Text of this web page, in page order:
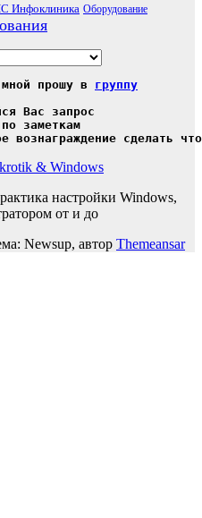
Инфоклиника Оборудование
прошу в группу
вознаграждение сделать
& Windows
настройки Windows,
от и до
Newsup, автор Themeansar